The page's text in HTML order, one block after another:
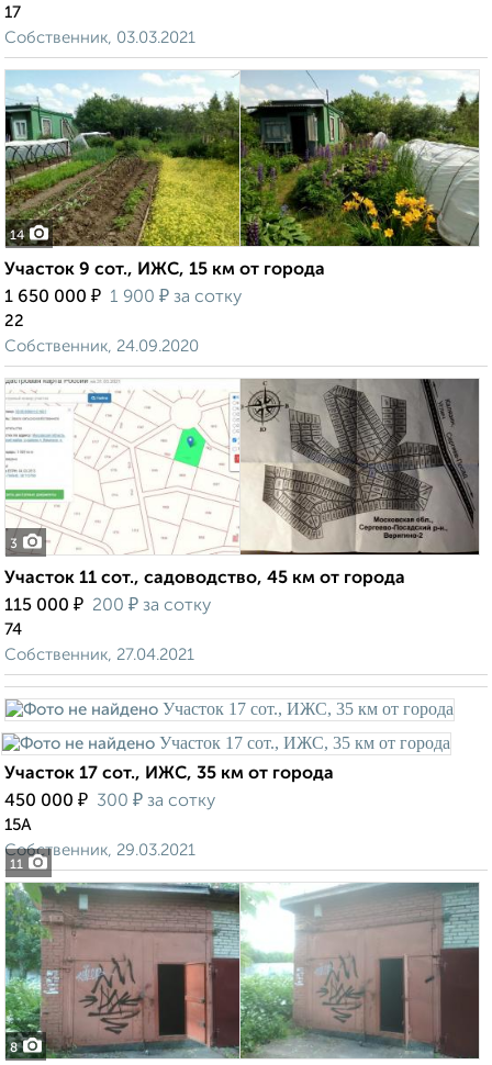
17
Собственник, 03.03.2021
14
Участок 9 сот., ИЖС, 15 км от города
1 650 000 ₽ 1 900 ₽ за сотку
22
Собственник, 24.09.2020
3
Участок 11 сот., садоводство, 45 км от города
115 000 ₽ 200 ₽ за сотку
74
Собственник, 27.04.2021
11
Участок 17 сот., ИЖС, 35 км от города
450 000 ₽ 300 ₽ за сотку
15А
Собственник, 29.03.2021
8